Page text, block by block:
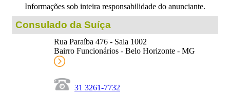
Informações sob inteira responsabilidade do anunciante.
Consulado da Suíça
Rua Paraíba 476 - Sala 1002
Bairro Funcionários - Belo Horizonte - MG
31 3261-7732